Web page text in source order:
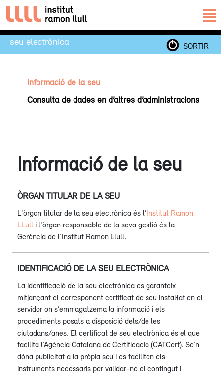
seu electrònica SORTIR
Informació de la seu
Consulta de dades en d’altres d’administracions
Informació de la seu
ÒRGAN TITULAR DE LA SEU
L'òrgan titular de la seu electrònica és l’Institut Ramon
LLull i l'òrgan responsable de la seva gestió és la
Gerència de l’Institut Ramon Llull.
IDENTIFICACIÓ DE LA SEU ELECTRÒNICA
La identificació de la seu electrònica es garanteix
mitjançant el corresponent certificat de seu instal·lat en el
servidor on s’emmagatzema la informació i els
procediments posats a disposició dels/de les
ciutadans/anes. El certificat de seu electrònica és el que
facilita l’Agència Catalana de Certificació (CATCert). Se’n
dóna publicitat a la pròpia seu i es faciliten els
instruments necessaris per validar-ne el contingut i